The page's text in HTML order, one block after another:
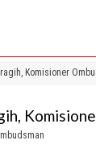
Komisioner